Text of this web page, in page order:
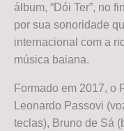
álbum, “Dói Ter”, no
por sua sonoridade
internacional com a
música baiana.
Formado em 2017, o
Leonardo Passovi
teclas), Bruno de Sá